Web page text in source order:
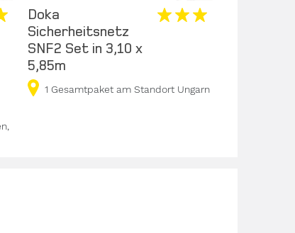
Doka
Sicherheitsnetz
SNF2 Set in 3,10 x
5,85m
1 Gesamtpaket am Standort Ungarn